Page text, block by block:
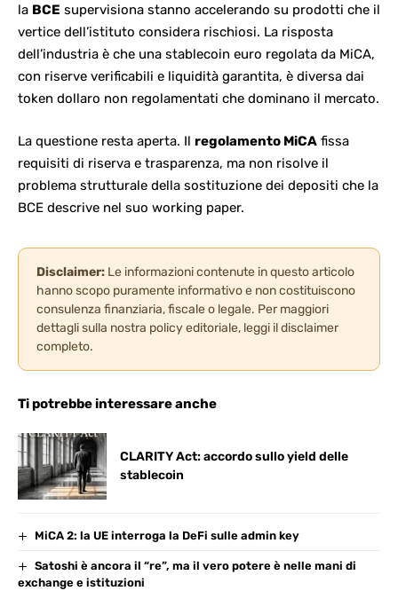
la BCE supervisiona stanno accelerando su prodotti che il
vertice dell’istituto considera rischiosi. La risposta
dell’industria è che una stablecoin euro regolata da MiCA,
con riserve verificabili e liquidità garantita, è diversa dai
token dollaro non regolamentati che dominano il mercato.
La questione resta aperta. Il regolamento MiCA fissa
requisiti di riserva e trasparenza, ma non risolve il
problema strutturale della sostituzione dei depositi che la
BCE descrive nel suo working paper.
Disclaimer: Le informazioni contenute in questo articolo
hanno scopo puramente informativo e non costituiscono
consulenza finanziaria, fiscale o legale. Per maggiori
dettagli sulla nostra policy editoriale, leggi ildisclaimer
completo.
Ti potrebbe interessare anche
CLARITY Act: accordo sullo yield delle
stablecoin
MiCA 2: la UE interroga la DeFi sulle admin key
Satoshi è ancora il “re”, ma il vero potere è nelle mani di
exchange e istituzioni